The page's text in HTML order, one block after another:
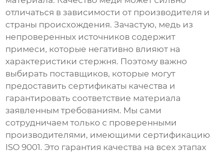
отличаться в зависимости от производителя и
страны происхождения. Зачастую, медь из
непроверенных источников содержит
примеси, которые негативно влияют на
характеристики стержня. Поэтому важно
выбирать поставщиков, которые могут
предоставить сертификаты качества и
гарантировать соответствие материала
заявленным требованиям. Мы сами
сотрудничаем только с проверенными
производителями, имеющими сертификацию
ISO 9001. Это гарантия качества на всех этапах